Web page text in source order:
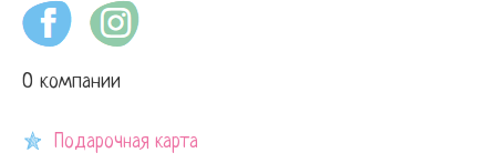
О компании
Подарочная карта